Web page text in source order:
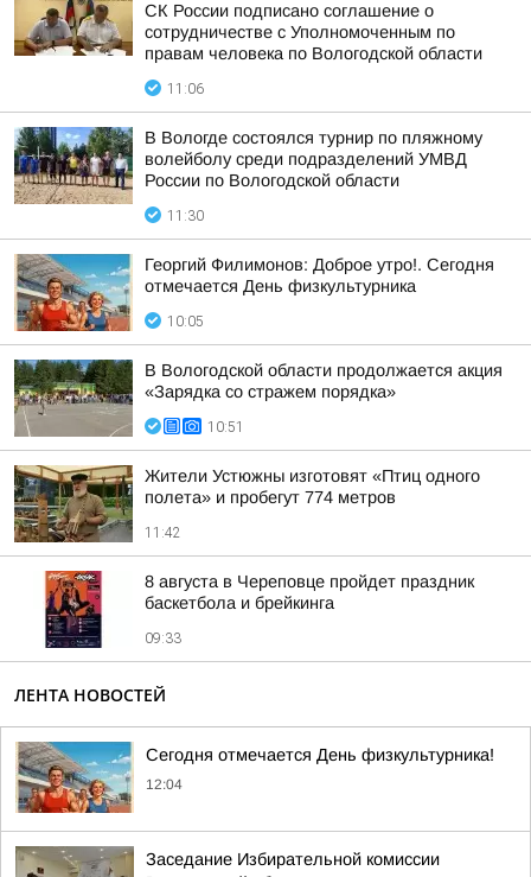
СК России подписано соглашение о
сотрудничестве с Уполномоченным по
правам человека по Вологодской области
11:06
В Вологде состоялся турнир по пляжному
волейболу среди подразделений УМВД
России по Вологодской области
11:30
Георгий Филимонов: Доброе утро!. Сегодня
отмечается День физкультурника
10:05
В Вологодской области продолжается акция
«Зарядка со стражем порядка»
10:51
Жители Устюжны изготовят «Птиц одного
полета» и пробегут 774 метров
11:42
8 августа в Череповце пройдет праздник
баскетбола и брейкинга
09:33
ЛЕНТА НОВОСТЕЙ
Сегодня отмечается День физкультурника!
12:04
Заседание Избирательной комиссии